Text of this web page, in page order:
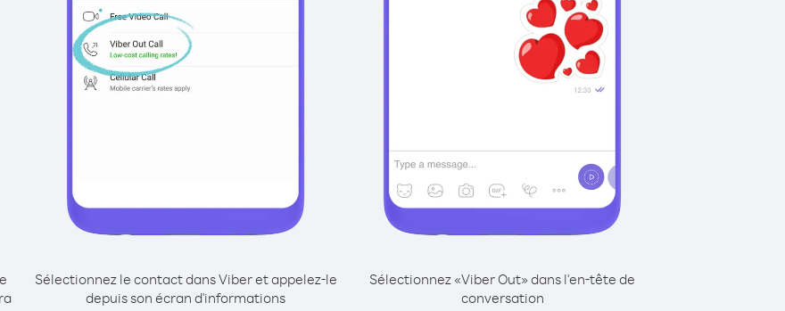
Sélectionnez le contact dans Viber et appelez-le
depuis son écran d'informations
Sélectionnez «Viber Out» dans l'en-tête de
conversation